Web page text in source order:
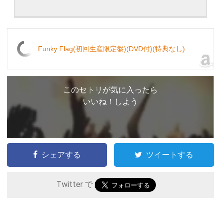
Funky Flag(初回生産限定盤)(DVD付)(特典なし)
このセトリが気に入ったら
いいね！しよう
シェアする ツイートする
Twitter で